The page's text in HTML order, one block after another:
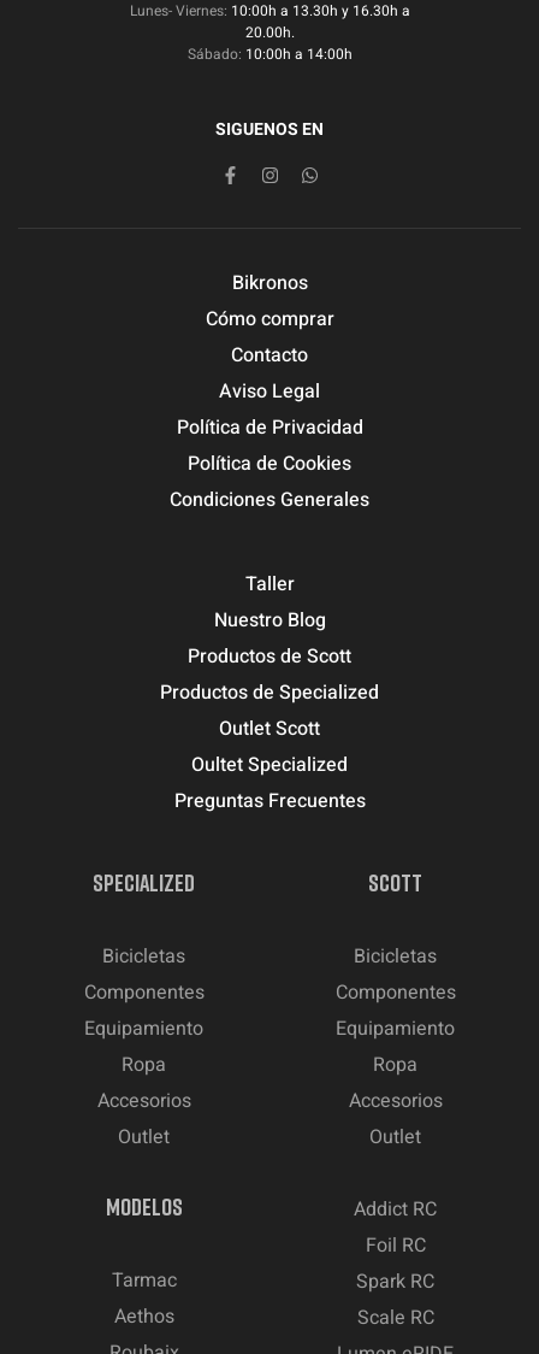
Lunes- Viernes: 10:00h a 13.30h y 16.30h a
20.00h.
Sábado: 10:00h a 14:00h
SIGUENOS EN
Bikronos
Cómo comprar
Contacto
Aviso Legal
Política de Privacidad
Política de Cookies
Condiciones Generales
Taller
Nuestro Blog
Productos de Scott
Productos de Specialized
Outlet Scott
Oultet Specialized
Preguntas Frecuentes
SPECIALIZED
Bicicletas
Componentes
Equipamiento
Ropa
Accesorios
Outlet
SCOTT
Bicicletas
Componentes
Equipamiento
Ropa
Accesorios
Outlet
MODELOS
Tarmac
Aethos
Addict RC
Foil RC
Spark RC
Scale RC